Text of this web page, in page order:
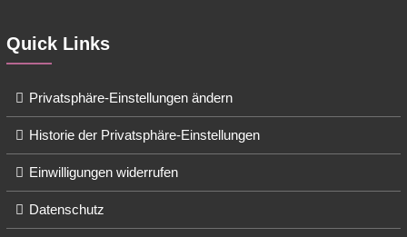
Quick Links
Privatsphäre-Einstellungen ändern
Historie der Privatsphäre-Einstellungen
Einwilligungen widerrufen
Datenschutz